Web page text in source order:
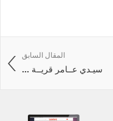
المقال السابق
سيـدي عــامر قريــة ...